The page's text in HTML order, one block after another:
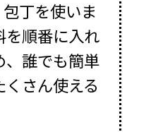
丁を使いま
を順番に入れ
、誰でも簡単
くさん使える